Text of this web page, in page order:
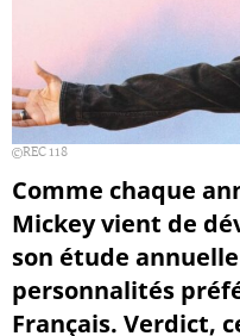
REC 118
Comme chaque
Mickey vient de
son étude
personnalités
Français. Verdict,